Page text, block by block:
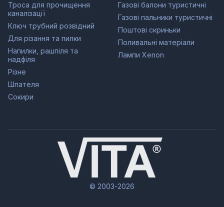
Троса для прочищення
каналізації
Ключ трубний розвідний
Для різання та пилки
Напилки, рашпіля та
надфіля
Різне
Шпателя
Сокири
Газові балони туристичні
Газові пальники туристичні
Поштові скриньки
Поливальні матеріали
Лампи Xenon
© 2003-2026